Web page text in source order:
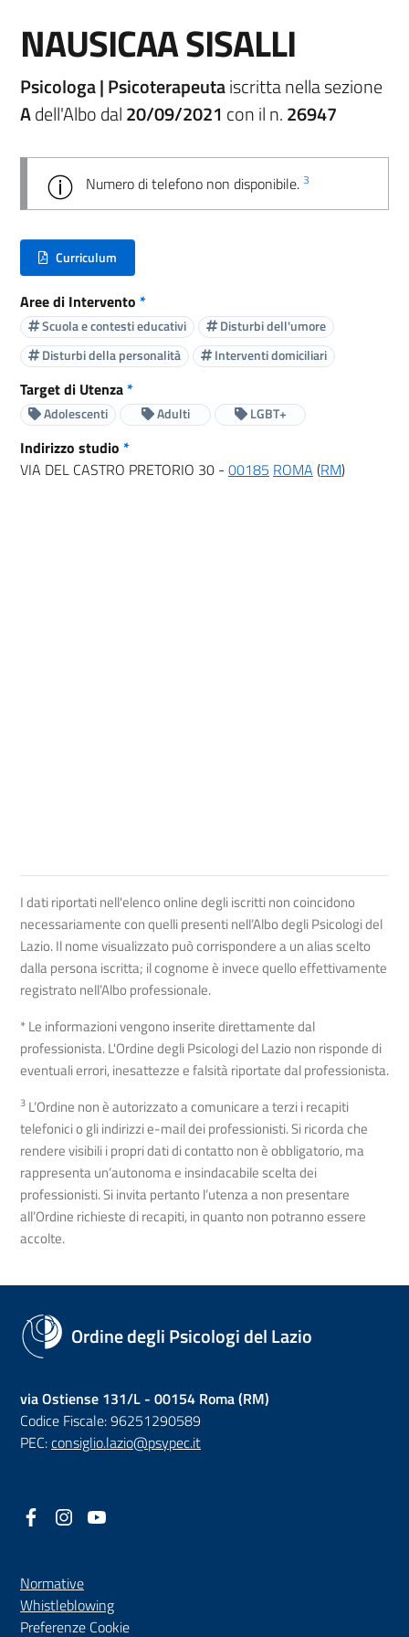
NAUSICAA SISALLI
Psicologa | Psicoterapeutaiscritta nella sezione
Adell'Albo dal20/09/2021 con il n.26947
Numero di telefono non disponibile. 3
Curriculum
(nuova scheda - new tab)
Aree di Intervento *
Scuola e contesti educativi
Disturbi dell'umore
Disturbi della personalità
Interventi domiciliari
Target di Utenza*
Adolescenti Adulti LGBT+
Indirizzo studio *
VIA DEL CASTRO PRETORIO 30 - 00185 ROMA (RM)
I dati riportati nell'elenco online degli iscritti non coincidono
necessariamente con quelli presenti nell’Albo degli Psicologi del
Lazio. Il nome visualizzato può corrispondere a un alias scelto
dalla persona iscritta; il cognome è invece quello effettivamente
registrato nell’Albo professionale.
* Le informazioni vengono inserite direttamente dal
professionista. L'Ordine degli Psicologi del Lazio non risponde di
eventuali errori, inesattezze e falsità riportate dal professionista.
3 L’Ordine non è autorizzato a comunicare a terzi i recapiti
telefonici o gli indirizzi e-mail dei professionisti. Si ricorda che
rendere visibili i propri dati di contatto non è obbligatorio, ma
rappresenta un’autonoma e insindacabile scelta dei
professionisti. Si invita pertanto l’utenza a non presentare
all’Ordine richieste di recapiti, in quanto non potranno essere
accolte.
Ordine degli Psicologi del Lazio
via Ostiense 131/L - 00154 Roma (RM)
Codice Fiscale: 96251290589
PEC:consiglio.lazio@psypec.it
Facebook
(nuova scheda - new tab)
Instagram
(nuova scheda - new tab)
Normative
Whistleblowing(nuova scheda - new tab)
Preferenze Cookie